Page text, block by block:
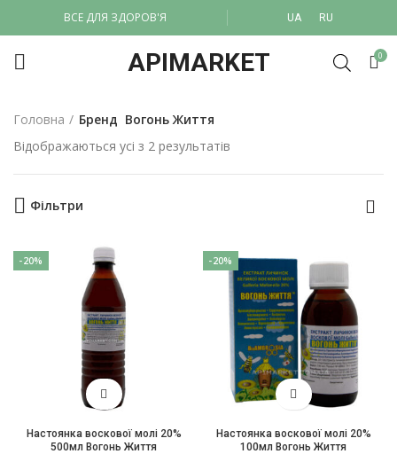
ВСЕ ДЛЯ ЗДОРОВ'Я UA RU
APIMARKET 0
Головна Бренд Вогонь Життя
Відображаються усі з 2 результатів
Фільтри
-20%
Настоянка воскової молі 20%
500мл Вогонь Життя
-20%
Настоянка воскової молі 20%
100мл Вогонь Життя